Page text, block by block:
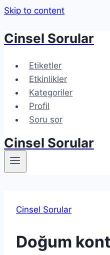
Skip to content
Cinsel Sorular
Etiketler
Etkinlikler
Kategoriler
Profil
Soru sor
Cinsel Sorular
Cinsel Sorular
Doğum